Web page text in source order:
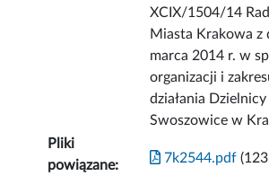
XCIX/1504/14
Miasta Krakowa z
marca 2014 r. w
organizacji i
działania Dzielnicy
Swoszowice w
Pliki
powiązane:
7k2544.pdf